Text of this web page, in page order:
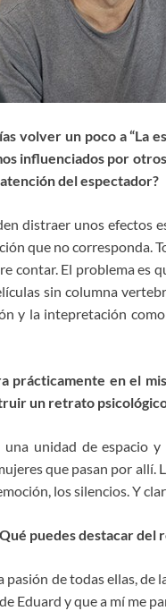
volver un poco a “La
influenciados por
del espectador?
distraer unos efectos
que no corresponda.
contar. El problema es
sin columna
y la intepretación
prácticamente en el
un retrato
unidad de espacio
que pasan por allí.
los silencios. Y
puedes destacar del
de todas ellas, de
Eduard y que a mí me